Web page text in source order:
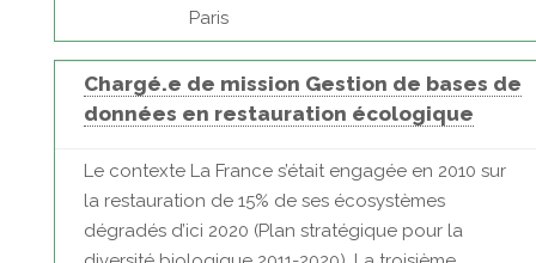
Paris
Chargé.e de mission Gestion de bases de
données en restauration écologique
Le contexte La France s’était engagée en 2010 sur
la restauration de 15% de ses écosystèmes
dégradés d’ici 2020 (Plan stratégique pour la